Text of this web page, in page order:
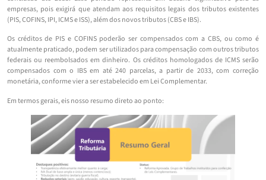
empresas, pois exigirá que atendam aos requisitos legais dos tributos existentes
(PIS, COFINS, IPI, ICMS e ISS), além dos novos tributos (CBS e IBS).
Os créditos de PIS e COFINS poderão ser compensados com a CBS, ou como é
atualmente praticado, podem ser utilizados para compensação com outros tributos
federais ou reembolsados em dinheiro. Os créditos homologados de ICMS serão
compensados com o IBS em até 240 parcelas, a partir de 2033, com correção
monetária, conforme vier a ser estabelecido em Lei Complementar.
Em termos gerais, eis nosso resumo direto ao ponto: